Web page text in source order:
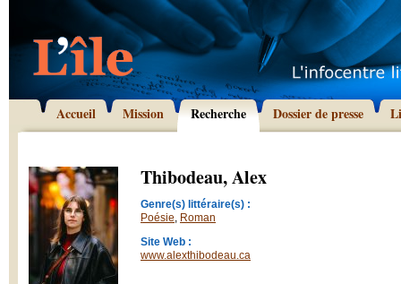
Accueil Mission Recherche Dossier de presse
Thibodeau, Alex
Genre(s) littéraire(s) :
Poésie, Roman
Site Web :
www.alexthibodeau.ca